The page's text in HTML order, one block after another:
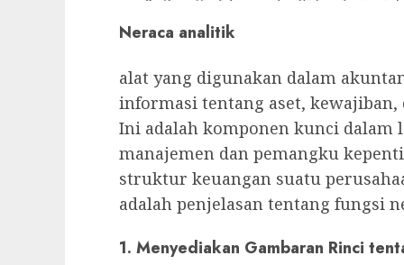
Neraca analitik
alat yang digunakan dalam
informasi tentang aset,
Ini adalah komponen kunci dalam
manajemen dan pemangku
struktur keuangan suatu
adalah penjelasan tentang fungsi
1. Menyediakan Gambaran Rinci